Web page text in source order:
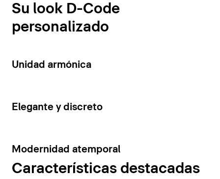
Su look D-Code
personalizado
14
Unidad armónica
15
Elegante y discreto
10
Modernidad atemporal
Características destacadas